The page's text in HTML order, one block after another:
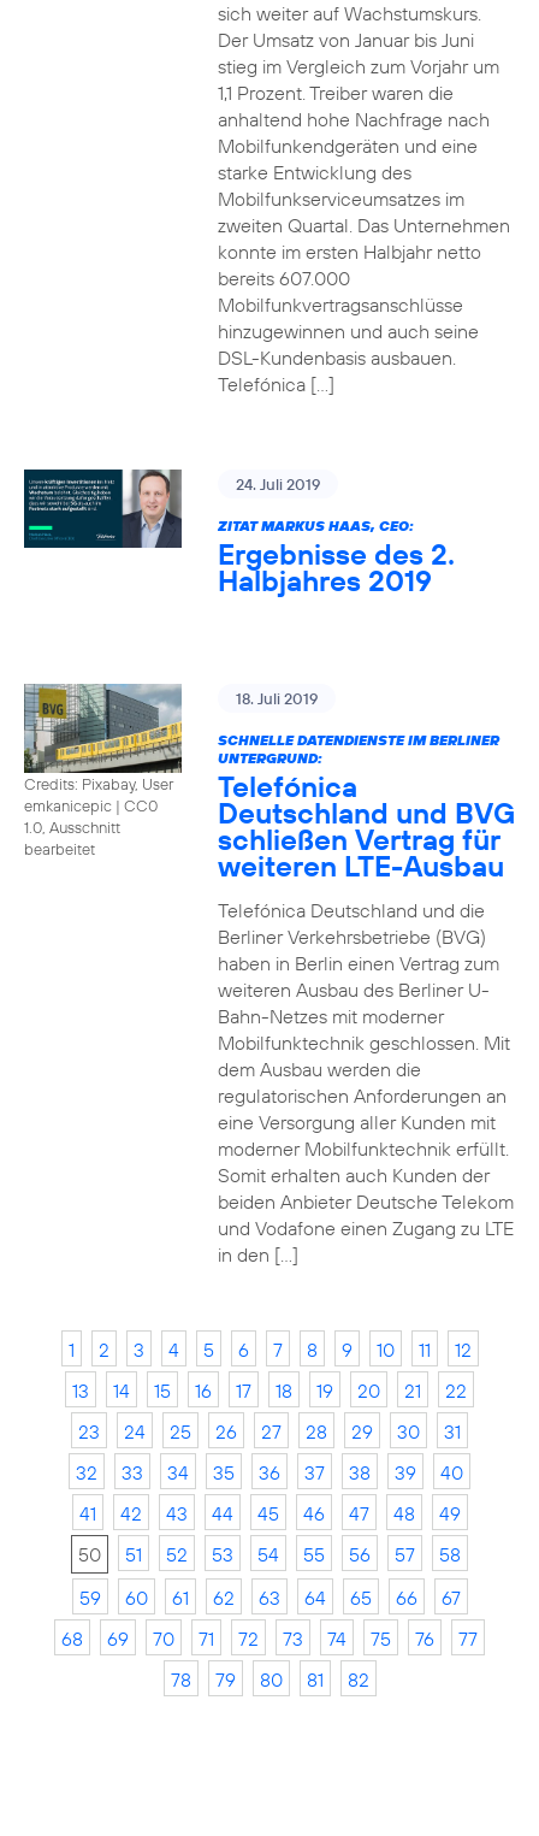
sich weiter auf Wachstumskurs.
Der Umsatz von Januar bis Juni
stieg im Vergleich zum Vorjahr um
1,1 Prozent. Treiber waren die
anhaltend hohe Nachfrage nach
Mobilfunkendgeräten und eine
starke Entwicklung des
Mobilfunkserviceumsatzes im
zweiten Quartal. Das Unternehmen
konnte im ersten Halbjahr netto
bereits 607.000
Mobilfunkvertragsanschlüsse
hinzugewinnen und auch seine
DSL-Kundenbasis ausbauen.
Telefónica […]
24. Juli 2019
ZITAT MARKUS HAAS, CEO:
Ergebnisse des 2.
Halbjahres 2019
Credits: Pixabay, User
emkanicepic | CC0
1.0, Ausschnitt
bearbeitet
18. Juli 2019
SCHNELLE DATENDIENSTE IM BERLINER
UNTERGRUND:
Telefónica
Deutschland und BVG
schließen Vertrag für
weiteren LTE-Ausbau
Telefónica Deutschland und die
Berliner Verkehrsbetriebe (BVG)
haben in Berlin einen Vertrag zum
weiteren Ausbau des Berliner U-
Bahn-Netzes mit moderner
Mobilfunktechnik geschlossen. Mit
dem Ausbau werden die
regulatorischen Anforderungen an
eine Versorgung aller Kunden mit
moderner Mobilfunktechnik erfüllt.
Somit erhalten auch Kunden der
beiden Anbieter Deutsche Telekom
und Vodafone einen Zugang zu LTE
in den […]
1 2 3 4 5 6 7 8 9 10 11
12
13
14 15 16 17 18 19 20 21
22
23
24 25 26 27 28 29 30
31
32
33 34 35 36 37 38 39
40
41
42 43 44 45 46 47 48
49
50
51 52 53 54 55 56 57
58
59
60 61 62 63 64 65 66
67
68
69 70 71 72 73 74 75 76
77
78
79 80 81 82